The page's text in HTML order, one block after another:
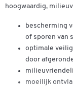
hoogwaardig,
bescherming
of sporen van
optimale
door
moeilijk